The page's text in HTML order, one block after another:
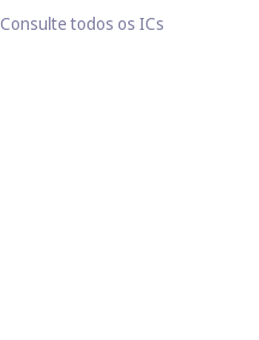
Consulte todos os ICs